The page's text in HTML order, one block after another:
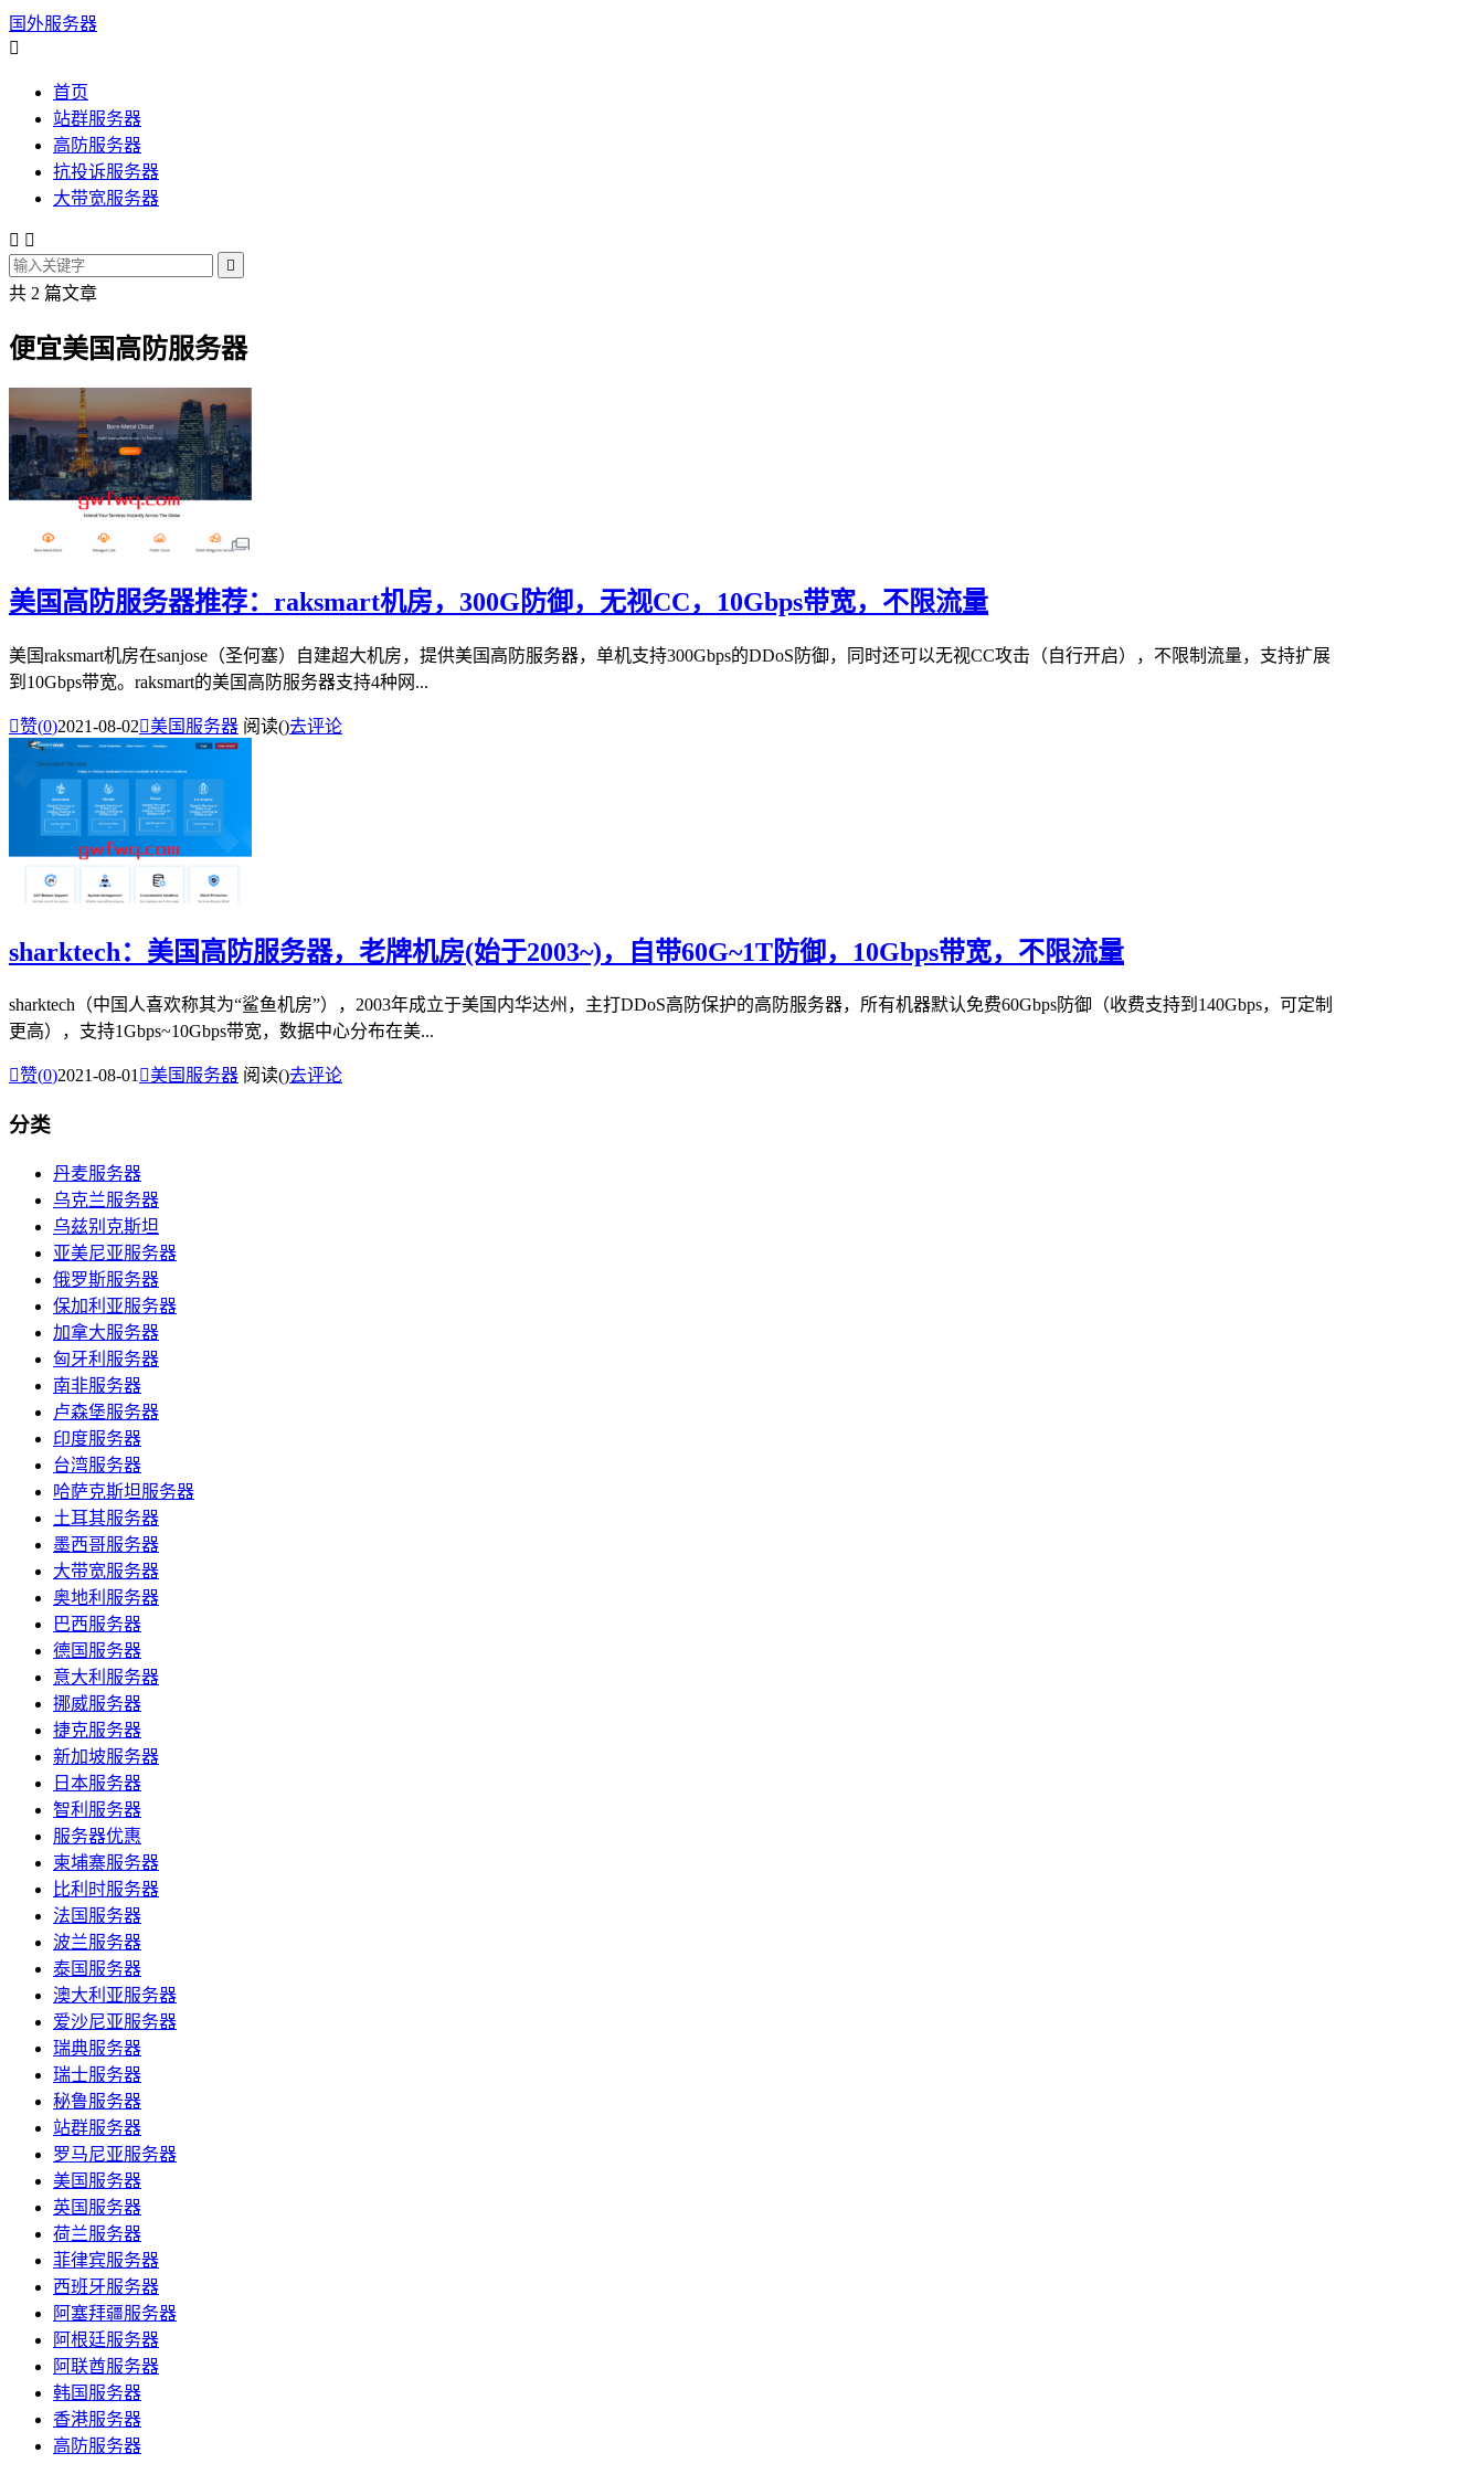
国外服务器

首页
站群服务器
高防服务器
抗投诉服务器
大带宽服务器
 

共 2 篇文章
便宜美国高防服务器
美国高防服务器推荐：raksmart机房，300G防御，无视CC，10Gbps带宽，不限流量
美国raksmart机房在sanjose（圣何塞）自建超大机房，提供美国高防服务器，单机支持300Gbps的DDoS防御，同时还可以无视CC攻击（自行开启），不限制流量，支持扩展
到10Gbps带宽。raksmart的美国高防服务器支持4种网...
赞(0)2021-08-02美国服务器 阅读()去评论
sharktech：美国高防服务器，老牌机房(始于2003~)，自带60G~1T防御，10Gbps带宽，不限流量
sharktech（中国人喜欢称其为“鲨鱼机房”），2003年成立于美国内华达州，主打DDoS高防保护的高防服务器，所有机器默认免费60Gbps防御（收费支持到140Gbps，可定制
更高），支持1Gbps~10Gbps带宽，数据中心分布在美...
赞(0)2021-08-01美国服务器 阅读()去评论
分类
丹麦服务器
乌克兰服务器
乌兹别克斯坦
亚美尼亚服务器
俄罗斯服务器
保加利亚服务器
加拿大服务器
匈牙利服务器
南非服务器
卢森堡服务器
印度服务器
台湾服务器
哈萨克斯坦服务器
土耳其服务器
墨西哥服务器
大带宽服务器
奥地利服务器
巴西服务器
德国服务器
意大利服务器
挪威服务器
捷克服务器
新加坡服务器
日本服务器
智利服务器
服务器优惠
柬埔寨服务器
比利时服务器
法国服务器
波兰服务器
泰国服务器
澳大利亚服务器
爱沙尼亚服务器
瑞典服务器
瑞士服务器
秘鲁服务器
站群服务器
罗马尼亚服务器
美国服务器
英国服务器
荷兰服务器
菲律宾服务器
西班牙服务器
阿塞拜疆服务器
阿根廷服务器
阿联酋服务器
韩国服务器
香港服务器
高防服务器